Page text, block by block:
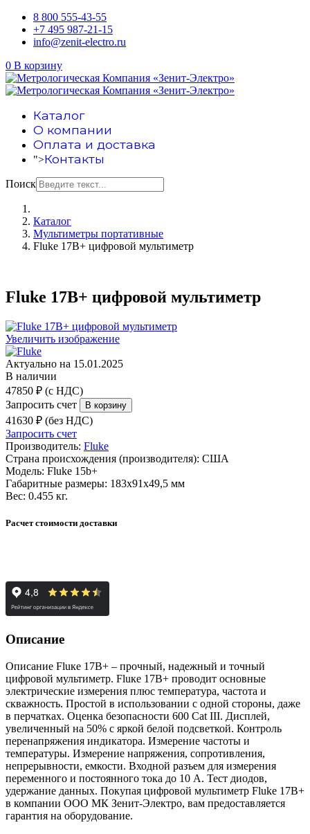
8 800 555-43-55
+7 495 987-21-15
info@zenit-electro.ru
0 В корзину
Каталог
О компании
Оплата и доставка
">Контакты
Поиск
Каталог
Мультиметры портативные
Fluke 17B+ цифровой мультиметр
Fluke 17B+ цифровой мультиметр
Увеличить изображение
Актуально на 15.01.2025
В наличии
47850 ₽ (с НДС)
Запросить счет
41630 ₽ (без НДС)
Запросить счет
Производитель: Fluke
Страна происхождения (производителя): США
Модель: Fluke 15b+
Габаритные размеры: 183x91x49,5 мм
Вес: 0.455 кг.
Расчет стоимости доставки
Описание
Описание Fluкe 17B+ – прочный, надежный и точный
цифровой мультиметр. Fluкe 17B+ проводит основные
электрические измерения плюс температура, частота и
скважность. Простой в использовании с одной стороны, даже
в перчатках. Оценка безопасности 600 Cat III. Дисплей,
увеличенный на 50% с яркой белой подсветкой. Контроль
перенапряжения индикатора. Измерение частоты и
температуры. Измерение напряжения, сопротивления,
непрерывности, емкости. Входной разъем для измерения
переменного и постоянного тока до 10 А. Тест диодов,
удержание данных. Покупая цифровой мультиметр Fluke 17B+
в компании ООО МК Зенит-Электро, вам предоставляется
гарантия на оборудование.